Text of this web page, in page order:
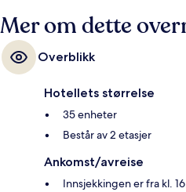
Mer om dette
Overblikk
Hotellets størrelse
35 enheter
Består av 2 etasjer
Ankomst/avreise
Innsjekkingen er fra kl.